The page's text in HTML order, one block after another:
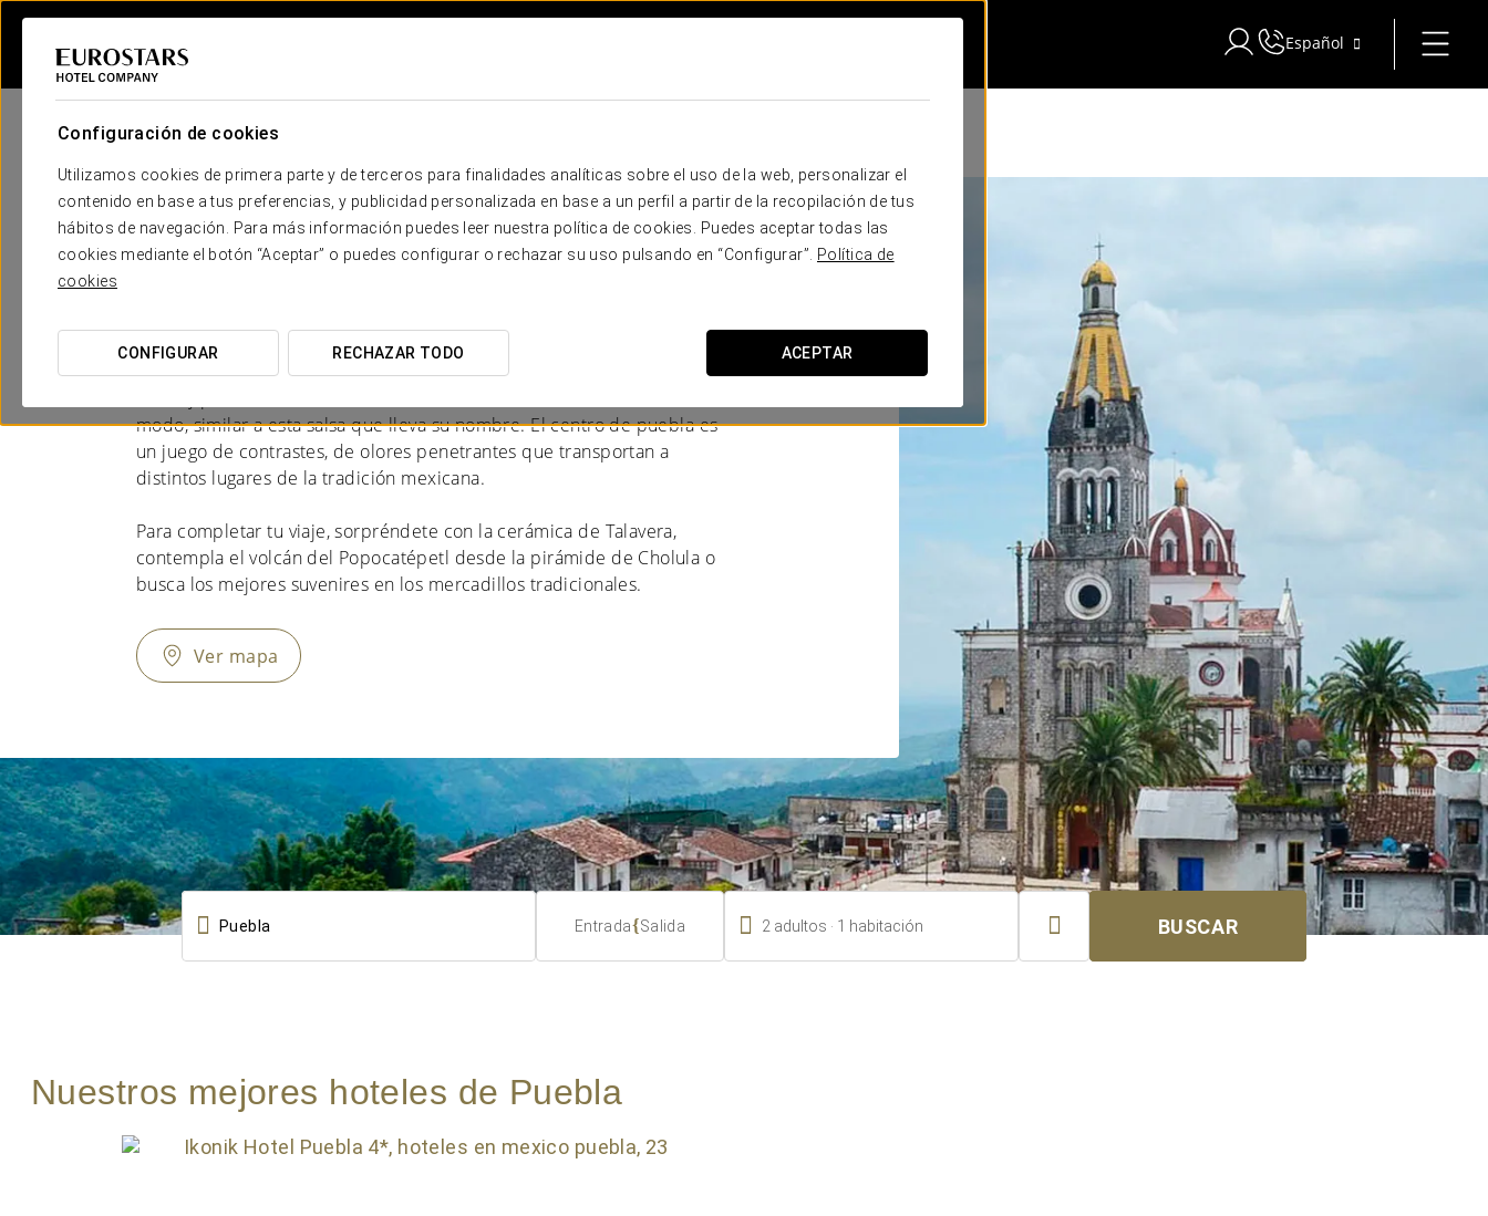
Configuración de cookies
Utilizamos cookies de primera parte y de terceros para finalidades analíticas sobre el uso de la web, personalizar el
contenido en base a tus preferencias, y publicidad personalizada en base a un perfil a partir de la recopilación de tus
hábitos de navegación. Para más información puedes leer nuestra política de cookies. Puedes aceptar todas las
cookies mediante el botón “Aceptar” o puedes configurar o rechazar su uso pulsando en “Configurar”.
Política de
cookies
CONFIGURAR RECHAZAR TODO ACEPTAR
Iniciar sesión en Star Traveler o
Español
Hoteles en Puebla
Seguro que has oído hablar del mole poblano, una deliciosa salsa entre
modo, similar a esta salsa que lleva su nombre. El centro de puebla es
un juego de contrastes, de olores penetrantes que transportan a
distintos lugares de la tradición mexicana.
Para completar tu viaje, sorpréndete con la cerámica de Talavera,
contempla el volcán del Popocatépetl desde la pirámide de Cholula o
busca los mejores suvenires en los mercadillos tradicionales.
Ver mapa
 Entrada{Salida  2 adultos 1 habitación  BUSCAR
Nuestros mejores hoteles de Puebla